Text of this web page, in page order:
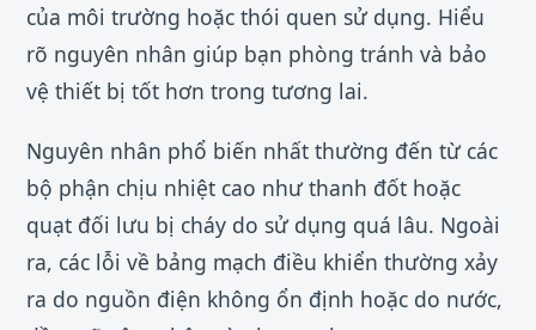
của môi trường hoặc thói quen sử dụng. Hiểu
rõ nguyên nhân giúp bạn phòng tránh và bảo
vệ thiết bị tốt hơn trong tương lai.
Nguyên nhân phổ biến nhất thường đến từ các
bộ phận chịu nhiệt cao như thanh đốt hoặc
quạt đối lưu bị cháy do sử dụng quá lâu. Ngoài
ra, các lỗi về bảng mạch điều khiển thường xảy
ra do nguồn điện không ổn định hoặc do nước,